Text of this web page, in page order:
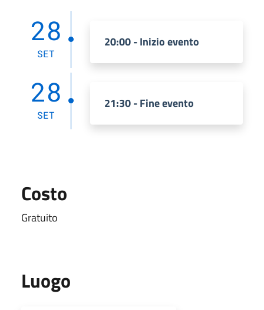
28
SET
20:00 - Inizio evento
28
SET
21:30 - Fine evento
Costo
Gratuito
Luogo